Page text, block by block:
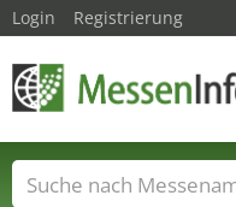
Login Registrierung